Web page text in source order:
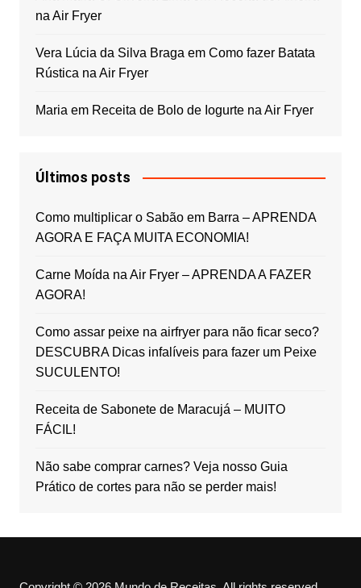
na Air Fryer
Vera Lúcia da Silva Braga em Como fazer Batata
Rústica na Air Fryer
Maria em Receita de Bolo de Iogurte na Air Fryer
Últimos posts
Como multiplicar o Sabão em Barra – APRENDA
AGORA E FAÇA MUITA ECONOMIA!
Carne Moída na Air Fryer – APRENDA A FAZER
AGORA!
Como assar peixe na airfryer para não ficar seco?
DESCUBRA Dicas infalíveis para fazer um Peixe
SUCULENTO!
Receita de Sabonete de Maracujá – MUITO
FÁCIL!
Não sabe comprar carnes? Veja nosso Guia
Prático de cortes para não se perder mais!